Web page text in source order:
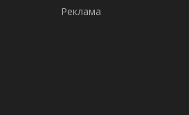
Реклама